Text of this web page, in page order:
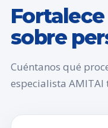
sobre
Cuéntanos qué
especialista AMITAI